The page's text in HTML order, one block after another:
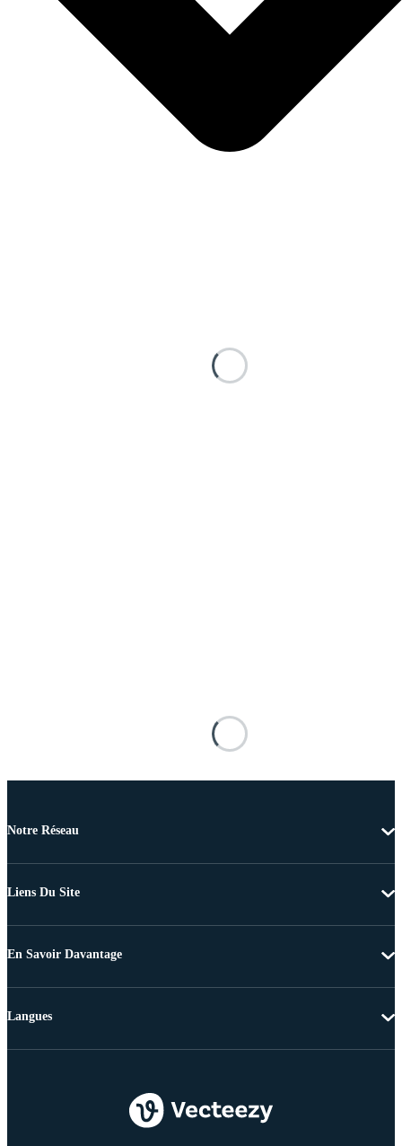
Notre Réseau
Liens Du Site
En Savoir Davantage
Langues